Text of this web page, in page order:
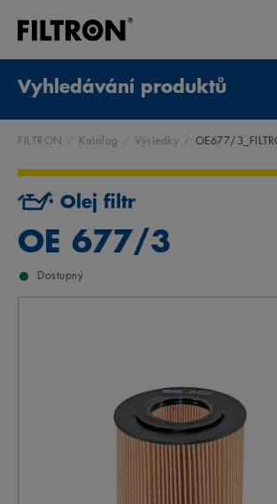
Vyhledávání produktů
FILTRON Katalog Výsledky OE677/
Olej filtr
OE 677/3
Dostupný